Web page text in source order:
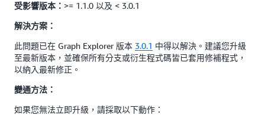
受影響版本： >= 1.1.0 以及 < 3.0.1
解決方案：
此問題已在 Graph Explorer 版本 3.0.1 中得以解決。建議您升級
至最新版本，並確保所有分支或衍生程式碼皆已套用修補程式，
以納入最新修正。
變通方法：
如果您無法立即升級，請採取以下動作：